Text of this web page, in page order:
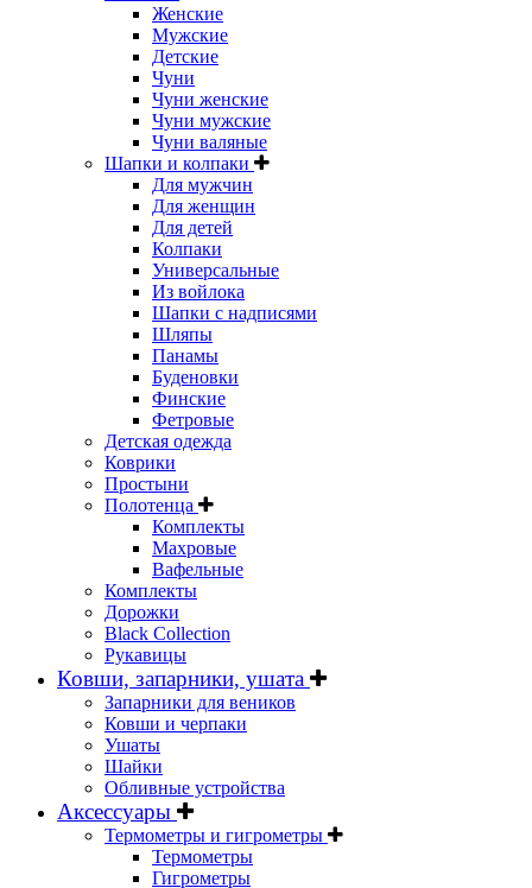
Женские
Мужские
Детские
Чуни
Чуни женские
Чуни мужские
Чуни валяные
Шапки и колпаки
Для мужчин
Для женщин
Для детей
Колпаки
Универсальные
Из войлока
Шапки с надписями
Шляпы
Панамы
Буденовки
Финские
Фетровые
Детская одежда
Коврики
Простыни
Полотенца
Комплекты
Махровые
Вафельные
Комплекты
Дорожки
Black Collection
Рукавицы
Ковши, запарники, ушата
Запарники для веников
Ковши и черпаки
Ушаты
Шайки
Обливные устройства
Аксессуары
Термометры и гигрометры
Термометры
Гигрометры